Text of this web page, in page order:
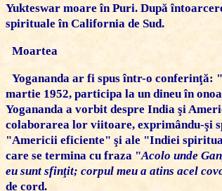
Yukteswar moare în Puri. După
spirituale în California de Sud.
Moartea
Yogananda ar fi spus într-o conferinţă: "
martie 1952, participa la un dineu în
Yogananda a vorbit despre India şi
colaborarea lor viitoare, exprimându-şi
"Americii eficiente" şi ale "Indiei
care se termina cu fraza "Acolo unde
eu sunt sfinţit; corpul meu a atins acel
de cord.